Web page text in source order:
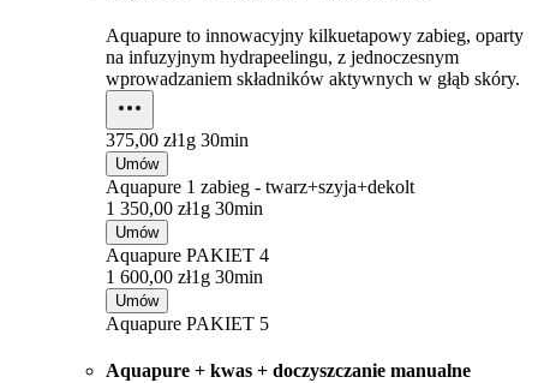
Aquapure to innowacyjny kilkuetapowy zabieg, oparty
na infuzyjnym hydrapeelingu, z jednoczesnym
wprowadzaniem składników aktywnych w głąb skóry.
375,00 zł1g 30min
Umów
Aquapure 1 zabieg - twarz+szyja+dekolt
1 350,00 zł1g 30min
Umów
Aquapure PAKIET 4
1 600,00 zł1g 30min
Umów
Aquapure PAKIET 5
Aquapure + kwas + doczyszczanie manualne